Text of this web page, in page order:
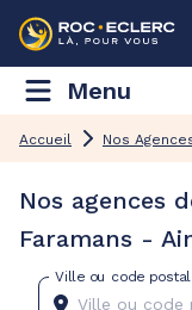
Menu
Accueil Nos
Nos agences
Faramans -
Ville ou code postal